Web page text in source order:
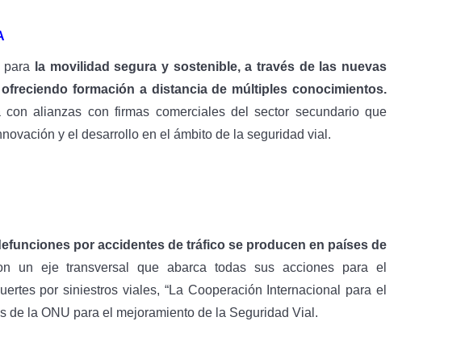
la movilidad segura y sostenible, a través de las nuevas
formación a distancia de múltiples conocimientos.
alianzas con firmas comerciales del sector secundario que
y el desarrollo en el ámbito de la seguridad vial.
por accidentes de tráfico se producen en países de
un eje transversal que abarca todas sus acciones para el
por siniestros viales, “La Cooperación Internacional para el
de la ONU para el mejoramiento de la Seguridad Vial.